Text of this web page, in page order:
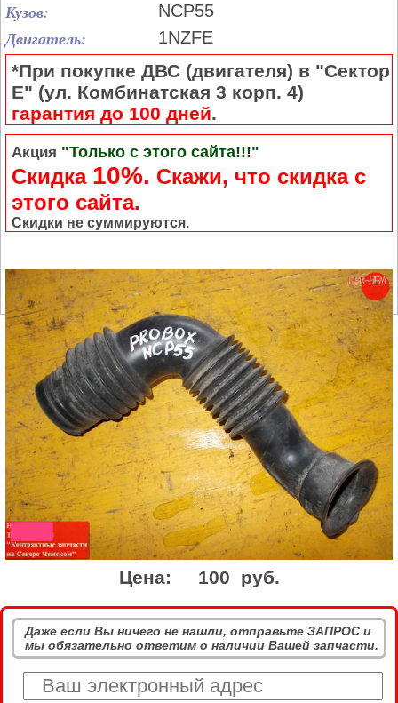
Кузов: NCP55
Двигатель: 1NZFE
*При покупке ДВС (двигателя) в "Сектор
Е" (ул. Комбинатская 3 корп. 4)
гарантия до 100 дней.
Акция "Только с этого сайта!!!"
Скидка 10%. Cкажи, что скидка с
этого сайта.
Скидки не суммируются.
Цена: 100 руб.
Даже если Вы ничего не нашли, отправьте ЗАПРОС и
мы обязательно ответим о наличии Вашей запчасти.